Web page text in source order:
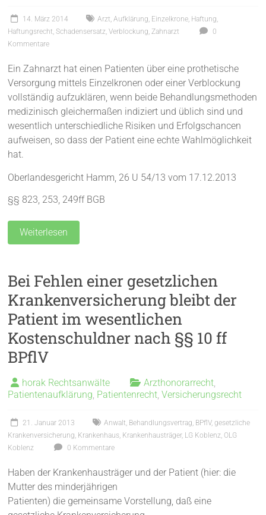
14. März 2014 Arzt ,Aufklärung Einzelkrone Haftung
Haftungsrecht ,Schadensersatz ,Verblockung Zahnarzt
0
Kommentare
Ein Zahnarzt hat einen Patienten über eine prothetische
Versorgung mittels Einzelkronen oder einer Verblockung
vollständig aufzuklären, wenn beide Behandlungsmethoden
medizinisch gleichermaßen indiziert und üblich sind und
wesentlich unterschiedliche Risiken und Erfolgschancen
aufweisen, so dass der Patient eine echte Wahlmöglichkeit
hat.
Oberlandesgericht Hamm, 26 U 54/13 vom 17.12.2013
§§ 823, 253, 249ff BGB
Weiterlesen
Bei Fehlen einer gesetzlichen
Krankenversicherung bleibt der
Patient im wesentlichen
Kostenschuldner nach §§ 10 ff
BPflV
horak Rechtsanwälte Arzthonorarrecht
Patientenaufklärung Patientenrecht ,Versicherungsrecht
21. Januar 2013 Anwalt Behandlungsvertrag BPflV,gesetzliche
Krankenversicherung Krankenhaus Krankenhausträger, LG Koblenz OLG
Koblenz
0 Kommentare
Haben der Krankenhausträger und der Patient (hier: die
Mutter des minderjährigen
Patienten) die gemeinsame Vorstellung, daß eine